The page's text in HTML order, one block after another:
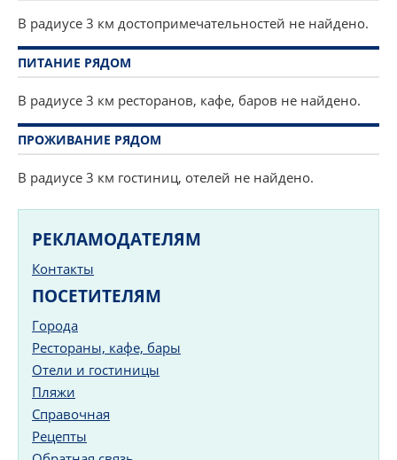
В радиусе 3 км достопримечательностей не найдено.
ПИТАНИЕ РЯДОМ
В радиусе 3 км ресторанов, кафе, баров не найдено.
ПРОЖИВАНИЕ РЯДОМ
В радиусе 3 км гостиниц, отелей не найдено.
РЕКЛАМОДАТЕЛЯМ
Контакты
ПОСЕТИТЕЛЯМ
Города
Рестораны, кафе, бары
Отели и гостиницы
Пляжи
Справочная
Рецепты